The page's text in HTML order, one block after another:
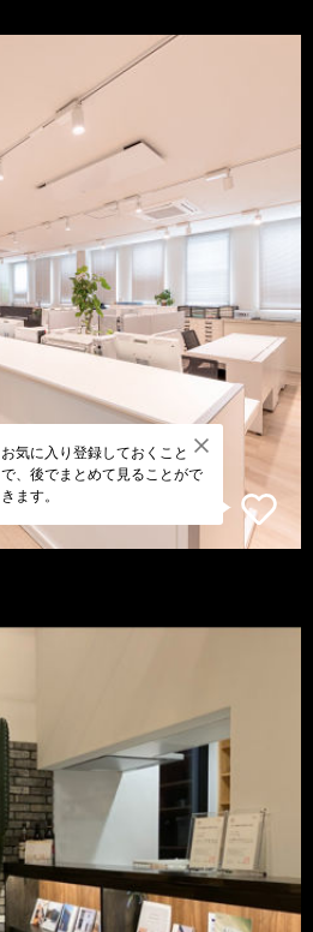
お気に入り登録しておくこと
で、後でまとめて見ることがで
きます。